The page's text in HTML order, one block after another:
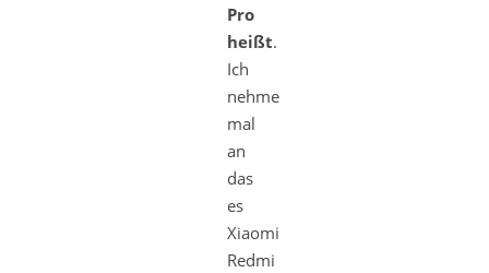
Pro
heißt.
Ich
nehme
mal
an
das
es
Xiaomi
Redmi